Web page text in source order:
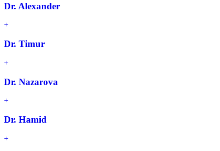
Dr. Alexander
Dr. Timur
Dr. Nazarova
Dr. Hamid